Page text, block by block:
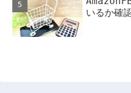
いるか確